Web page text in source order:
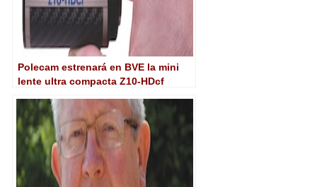
Polecam estrenará en BVE la mini
lente ultra compacta Z10-HDcf